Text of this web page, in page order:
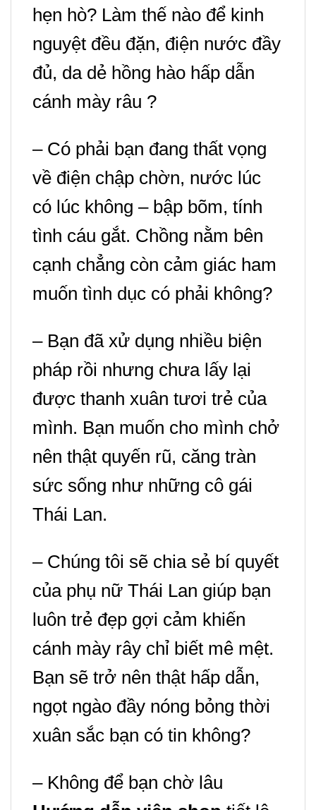
hẹn hò? Làm thế nào để kinh
nguyệt đều đặn, điện nước đầy
đủ, da dẻ hồng hào hấp dẫn
cánh mày râu ?
– Có phải bạn đang thất vọng
về điện chập chờn, nước lúc
có lúc không – bập bõm, tính
tình cáu gắt. Chồng nằm bên
cạnh chẳng còn cảm giác ham
muốn tình dục có phải không?
– Bạn đã xử dụng nhiều biện
pháp rồi nhưng chưa lấy lại
được thanh xuân tươi trẻ của
mình. Bạn muốn cho mình chở
nên thật quyến rũ, căng tràn
sức sống như những cô gái
Thái Lan.
– Chúng tôi sẽ chia sẻ bí quyết
của phụ nữ Thái Lan giúp bạn
luôn trẻ đẹp gợi cảm khiến
cánh mày rây chỉ biết mê mệt.
Bạn sẽ trở nên thật hấp dẫn,
ngọt ngào đầy nóng bỏng thời
xuân sắc bạn có tin không?
– Không để bạn chờ lâu